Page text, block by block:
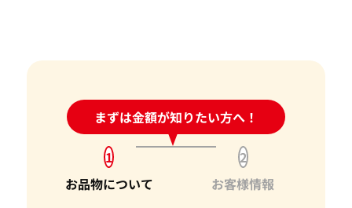
まずは金額が知りたい方へ！
24時間受付中!問い合わせフォーム
1
お品物について
2
お客様情報